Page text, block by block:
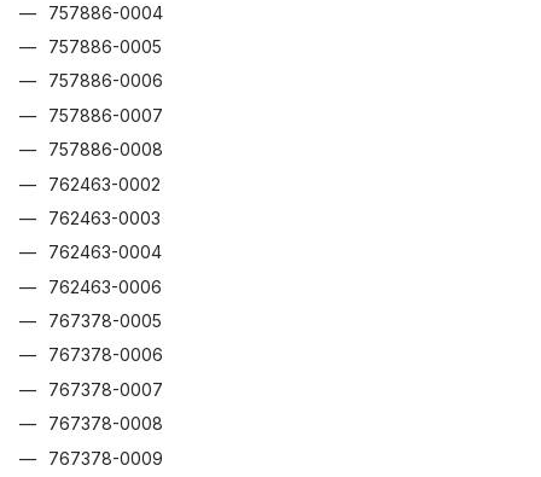
757886-0004
757886-0005
757886-0006
757886-0007
757886-0008
762463-0002
762463-0003
762463-0004
762463-0006
767378-0005
767378-0006
767378-0007
767378-0008
767378-0009